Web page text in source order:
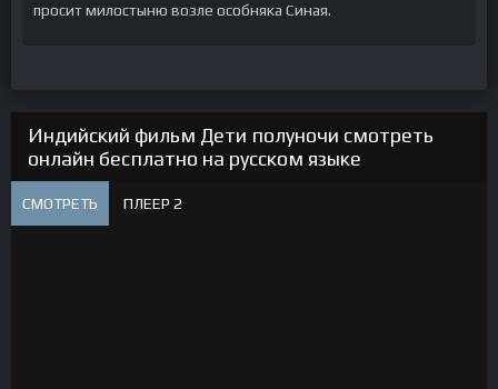
просит милостыню возле особняка Синая.
Индийский фильм Дети полуночи смотреть
онлайн бесплатно на русском языке
СМОТРЕТЬ ПЛЕЕР 2